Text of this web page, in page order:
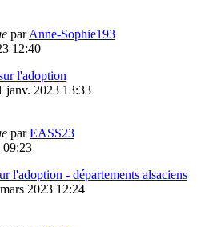
parAnne-Sophie193
12:40
l'adoption
janv. 2023 13:33
parEASS23
09:23
l'adoption - départements alsaciens
2023 12:24